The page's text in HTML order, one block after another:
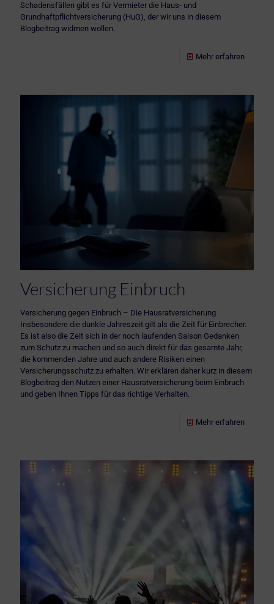
Schadensfällen gibt es für Vermieter die Haus- und
Grundhaftpflichtversicherung (HuG), der wir uns in diesem
Blogbeitrag widmen wollen.
Mehr erfahren
Versicherung Einbruch
Versicherung gegen Einbruch – Die Hausratversicherung
Insbesondere die dunkle Jahreszeit gilt als die Zeit für Einbrecher.
Es ist also die Zeit sich in der noch laufenden Saison Gedanken
zum Schutz zu machen und so auch direkt für das gesamte Jahr,
die kommenden Jahre und auch andere Risiken einen
Versicherungsschutz zu erhalten. Wir erklären daher kurz in diesem
Blogbeitrag den Nutzen einer Hausratversicherung beim Einbruch
und geben Ihnen Tipps für das richtige Verhalten.
Mehr erfahren